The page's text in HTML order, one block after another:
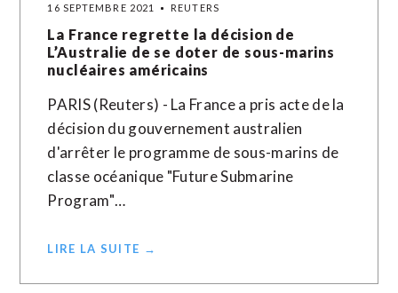
16 SEPTEMBRE 2021 REUTERS
La France regrette la décision de
L’Australie de se doter de sous-marins
nucléaires américains
PARIS (Reuters) - La France a pris acte de la
décision du gouvernement australien
d'arrêter le programme de sous-marins de
classe océanique "Future Submarine
Program"…
LIRE LA SUITE →